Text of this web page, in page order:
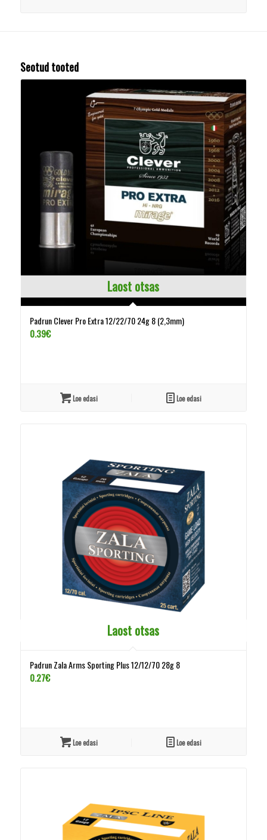
Seotud tooted
Laost otsas
Padrun Clever Pro Extra 12/22/70 24g 8 (2,3mm)
0.39€
Loe edasi Loe edasi
Laost otsas
Padrun Zala Arms Sporting Plus 12/12/70 28g 8
0.27€
Loe edasi Loe edasi